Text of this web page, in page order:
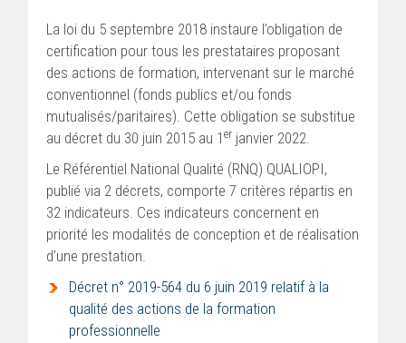
La loi du 5 septembre 2018 instaure l’obligation de
certification pour tous les prestataires proposant
des actions de formation, intervenant sur le marché
conventionnel (fonds publics et/ou fonds
mutualisés/paritaires). Cette obligation se substitue
au décret du 30 juin 2015 au 1 er janvier 2022.
Le Référentiel National Qualité (RNQ) QUALIOPI,
publié via 2 décrets, comporte 7 critères répartis en
32 indicateurs. Ces indicateurs concernent en
priorité les modalités de conception et de réalisation
d’une prestation.
Décret n° 2019-564 du 6 juin 2019 relatif à la
qualité des actions de la formation
professionnelle